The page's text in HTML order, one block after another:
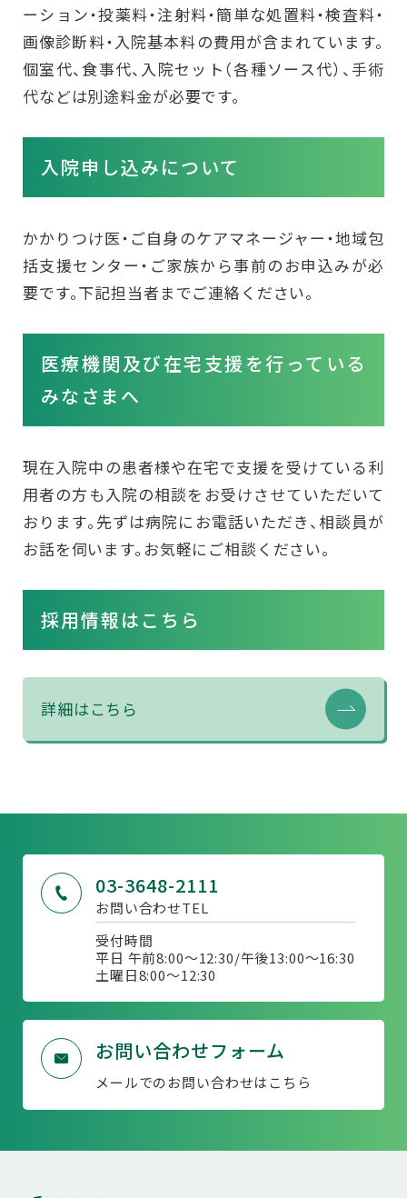
ーション・投薬料・注射料・簡単な処置料・検査料・
画像診断料・入院基本料の費用が含まれています。
個室代、食事代、入院セット（各種ソース代）、手術
代などは別途料金が必要です。
入院申し込みについて
かかりつけ医・ご自身のケアマネージャー・地域包
括支援センター・ご家族から事前のお申込みが必
要です。下記担当者までご連絡ください。
医療機関及び在宅支援を行っている
みなさまへ
現在入院中の患者様や在宅で支援を受けている利
用者の方も入院の相談をお受けさせていただいて
おります。先ずは病院にお電話いただき、相談員が
お話を伺います。お気軽にご相談ください。
採用情報はこちら
詳細はこちら
03-3648-2111
お問い合わせTEL
受付時間
平日 午前8:00～12:30/午後13:00～16:30
土曜日8:00〜12:30
お問い合わせフォーム
メールでのお問い合わせはこちら